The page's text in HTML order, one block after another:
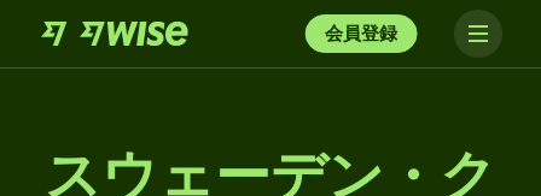
会員登録
スウェーデン・ク